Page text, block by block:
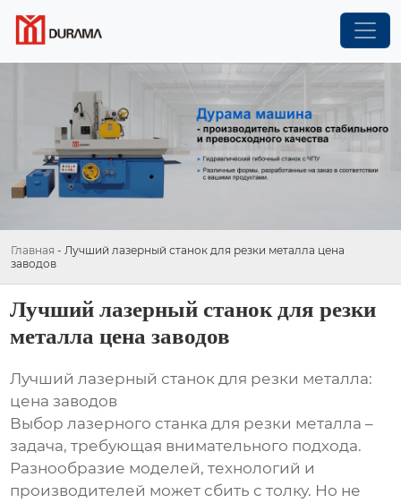
Главная - Лучший лазерный станок для резки металла цена
заводов
Лучший лазерный станок для резки
металла цена заводов
Лучший лазерный станок для резки металла:
цена заводов
Выбор лазерного станка для резки металла –
задача, требующая внимательного подхода.
Разнообразие моделей, технологий и
производителей может сбить с толку. Но не